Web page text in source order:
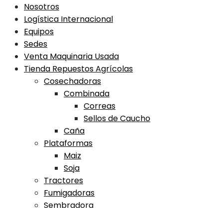
Nosotros
Logística Internacional
Equipos
Sedes
Venta Maquinaria Usada
Tienda Repuestos Agrícolas
Cosechadoras
Combinada
Correas
Sellos de Caucho
Caña
Plataformas
Maiz
Soja
Tractores
Fumigadoras
Sembradora